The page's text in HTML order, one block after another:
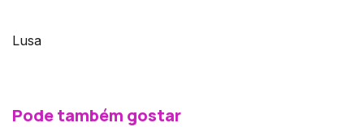
Lusa
Pode também gostar